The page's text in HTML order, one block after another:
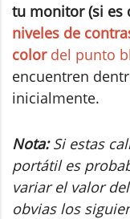
tu monitor (si es
niveles de
colordel punto
encuentren
inicialmente.
Nota:Si estas
portátil es
variar el valor
obvias los